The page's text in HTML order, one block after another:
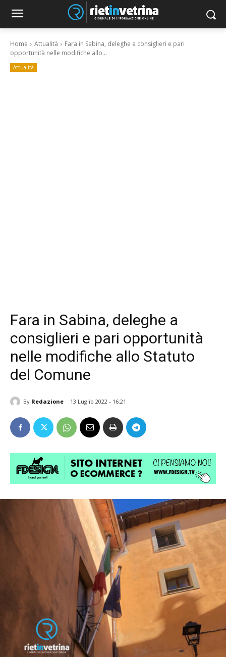
Home Attualità
Fara in Sabina, deleghe a consiglieri e pari
opportunità nelle modifiche allo...
Attualità
Fara in Sabina, deleghe a
consiglieri e pari opportunità
nelle modifiche allo Statuto
del Comune
By Redazione 13 Luglio 2022 - 16:21